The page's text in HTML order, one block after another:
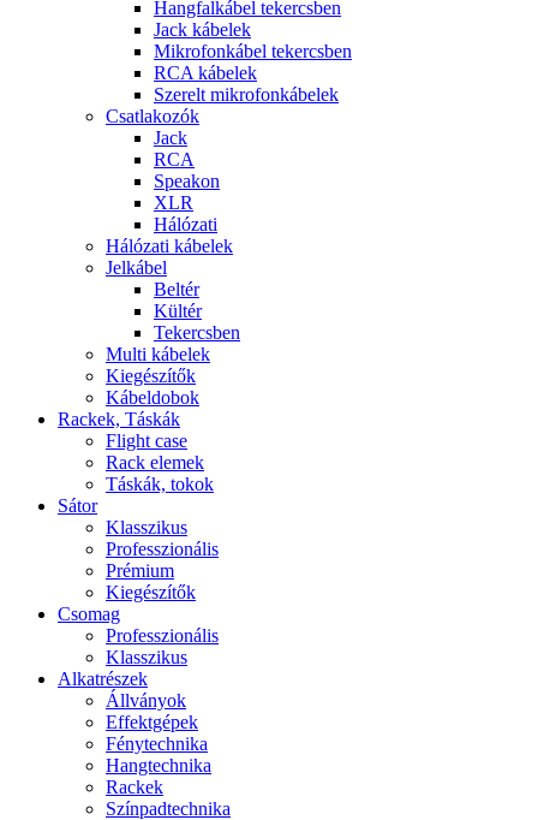
Hangfalkábel tekercsben
Jack kábelek
Mikrofonkábel tekercsben
RCA kábelek
Szerelt mikrofonkábelek
Csatlakozók
Jack
RCA
Speakon
XLR
Hálózati
Hálózati kábelek
Jelkábel
Beltér
Kültér
Tekercsben
Multi kábelek
Kiegészítők
Kábeldobok
Rackek, Táskák
Flight case
Rack elemek
Táskák, tokok
Sátor
Klasszikus
Professzionális
Prémium
Kiegészítők
Csomag
Professzionális
Klasszikus
Alkatrészek
Állványok
Effektgépek
Fénytechnika
Hangtechnika
Rackek
Színpadtechnika